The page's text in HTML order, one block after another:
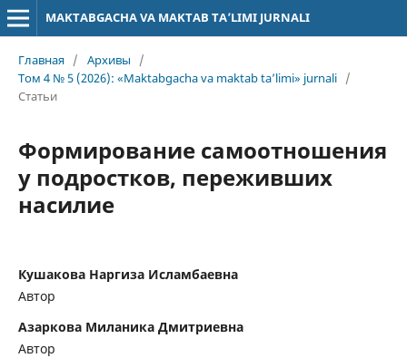
MAKTABGACHA VA MAKTAB TA’LIMI JURNALI
Главная / Архивы
/
Том 4 № 5 (2026): «Maktabgacha va maktab ta’limi» jurnali /
Статьи
Формирование самоотношения
у подростков, переживших
насилие
Кушакова Наргиза Исламбаевна
Автор
Азаркова Миланика Дмитриевна
Автор